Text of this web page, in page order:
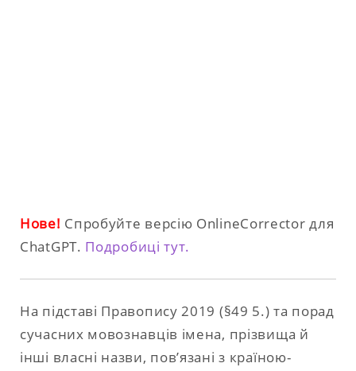
Нове! Спробуйте версію OnlineCorrector для
ChatGPT. Подробиці тут.
На підставі Правопису 2019 (§49 5.) та порад
сучасних мовознавців імена, прізвища й
інші власні назви, пов’язані з країною-